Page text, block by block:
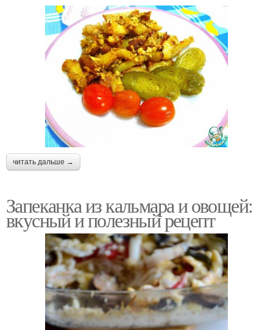
читать дальше →
Запеканка из кальмара и овощей:
вкусный и полезный рецепт